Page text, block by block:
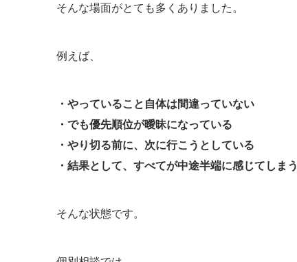
そんな場面がとても多くありました。
例えば、
・やっていること自体は間違っていない
・でも優先順位が曖昧になっている
・やり切る前に、次に行こうとしている
・結果として、すべてが中途半端に感じてしまう
そんな状態です。